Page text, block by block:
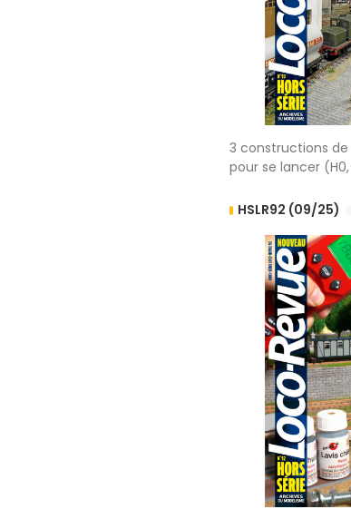
3 constructions
pour se lancer (H0,
HSLR92 (09/25)